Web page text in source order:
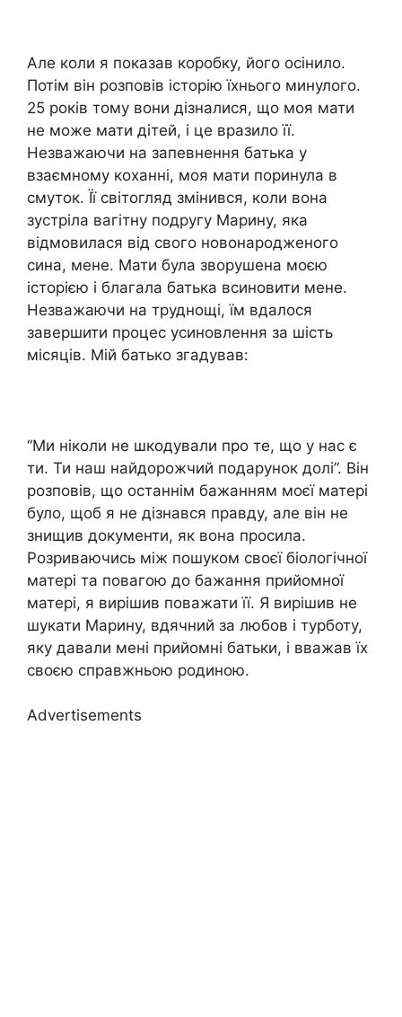
Але коли я показав коробку, його осінило.
Потім він розповів історію їхнього минулого.
25 років тому вони дізналися, що моя мати
не може мати дітей, і це вразило її.
Незважаючи на запевнення батька у
взаємному коханні, моя мати поринула в
смуток. Її світогляд змінився, коли вона
зустріла вагітну подругу Марину, яка
відмовилася від свого новонародженого
сина, мене. Мати була зворушена моєю
історією і благала батька всиновити мене.
Незважаючи на труднощі, їм вдалося
завершити процес усиновлення за шість
місяців. Мій батько згадував:
“Ми ніколи не шкодували про те, що у нас є
ти. Ти наш найдорожчий подарунок долі”. Він
розповів, що останнім бажанням моєї матері
було, щоб я не дізнався правду, але він не
знищив документи, як вона просила.
Розриваючись між пошуком своєї біологічної
матері та повагою до бажання прийомної
матері, я вирішив поважати її. Я вирішив не
шукати Марину, вдячний за любов і турботу,
яку давали мені прийомні батьки, і вважав їх
своєю справжньою родиною.
Advertisements